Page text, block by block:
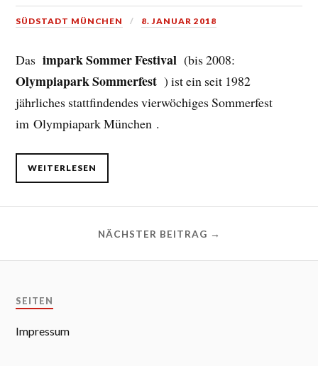
SÜDSTADT MÜNCHEN 8. JANUAR 2018
Dasimpark Sommer Festival (bis 2008:
Olympiapark Sommerfest ) ist ein seit 1982
jährliches stattfindendes vierwöchiges Sommerfest
im Olympiapark München .
WEITERLESEN
NÄCHSTER BEITRAG →
SEITEN
Impressum